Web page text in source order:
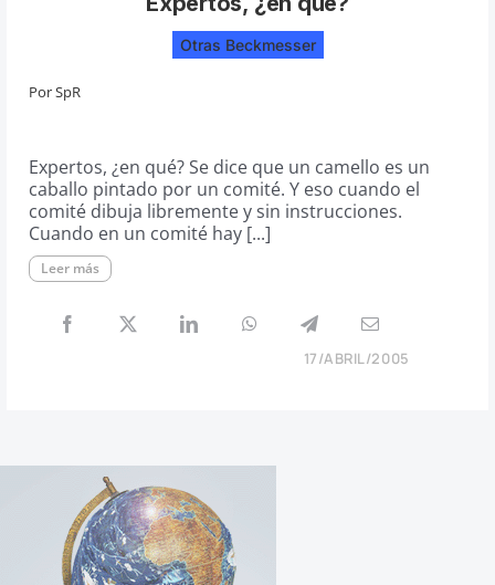
Otras Beckmesser
PorSpR
Expertos, ¿en qué? Se dice que un camello es un
caballo pintado por un comité. Y eso cuando el
comité dibuja libremente y sin instrucciones.
Cuando en un comité hay [...]
Leer más
17/ABRIL/2005